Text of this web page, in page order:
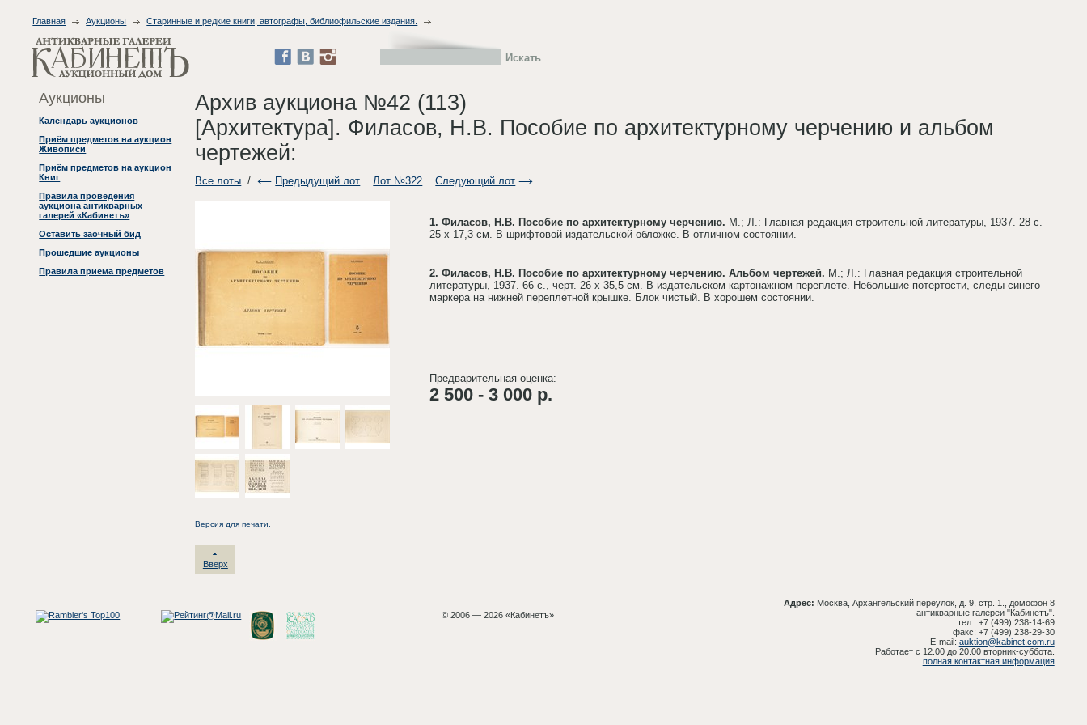
Главная Аукционы Старинные и редкие книги, автографы, библиофильские издания.
Аукционы
Календарь аукционов
Приём предметов на аукцион
Живописи
Приём предметов на аукцион
Книг
Правила проведения
аукциона антикварных
галерей «Кабинетъ»
Оставить заочный бид
Прошедшие аукционы
Правила приема предметов
Архив аукциона №42 (113)
[Архитектура]. Филасов, Н.В. Пособие по архитектурному черчению и альбом
чертежей:
Все лоты / Предыдущий лот Лот №322 Следующий лот
1. Филасов, Н.В. Пособие по архитектурному черчению. М.; Л.: Главная редакция строительной литературы, 1937. 28 с.
25 х 17,3 см. В шрифтовой издательской обложке. В отличном состоянии.
2. Филасов, Н.В. Пособие по архитектурному черчению. Альбом чертежей. М.; Л.: Главная редакция строительной
литературы, 1937. 66 с., черт. 26 х 35,5 см. В издательском картонажном переплете. Небольшие потертости, следы синего
маркера на нижней переплетной крышке. Блок чистый. В хорошем состоянии.
Предварительная оценка:
2 500 - 3 000 р.
Версия для печати.
Вверх
Адрес: Москва, Архангельский переулок, д. 9, стр. 1., домофон 8
антикварные галереи "Кабинетъ".
тел.: +7 (499) 238-14-69
факс: +7 (499) 238-29-30
E-mail: auktion@kabinet.com.ru
Работает с 12.00 до 20.00 вторник-суббота.
полная контактная информация
© 2006 — 2026 «Кабинетъ»